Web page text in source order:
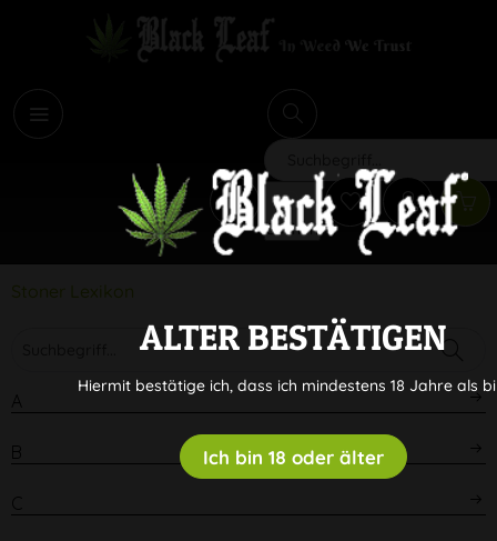
Suchen
Stoner Lexikon
A
B
C
ALTER BESTÄTIGEN
Hiermit bestätige ich, dass ich mindestens 18 Jahre als
Ich bin 18 oder älter